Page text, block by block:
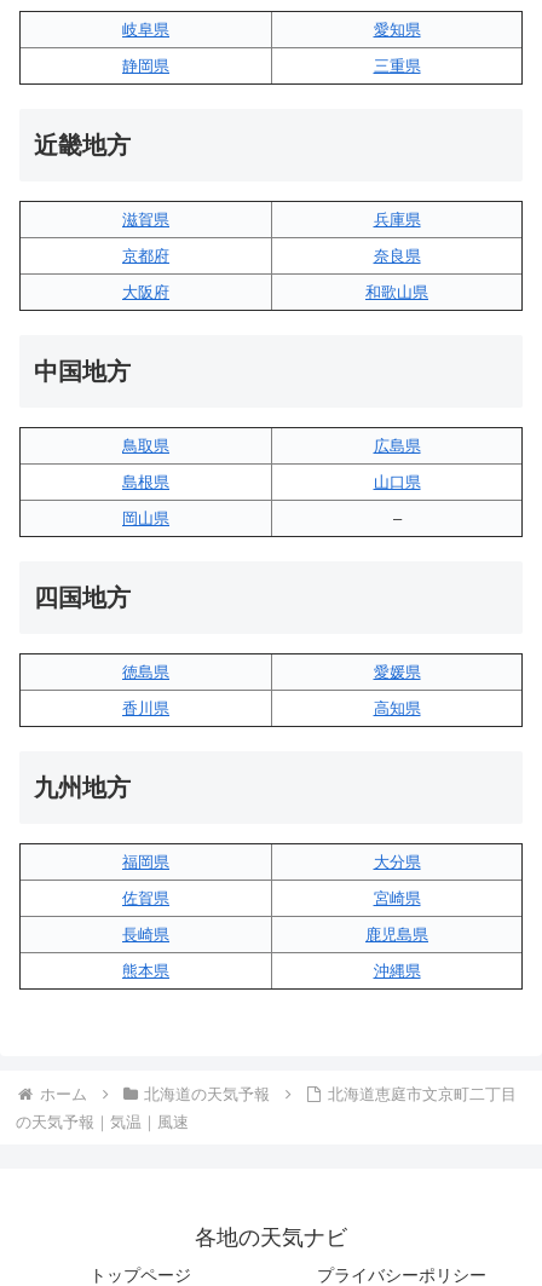
岐阜県
愛知県
静岡県
三重県
近畿地方
滋賀県
兵庫県
京都府
奈良県
大阪府
和歌山県
中国地方
鳥取県
広島県
島根県
山口県
岡山県
–
四国地方
徳島県
愛媛県
香川県
高知県
九州地方
福岡県
大分県
佐賀県
宮崎県
長崎県
鹿児島県
熊本県
沖縄県
ホーム 北海道の天気予報
北海道恵庭市文京町二丁目
の天気予報｜気温｜風速
各地の天気ナビ
トップページ プライバシーポリシー